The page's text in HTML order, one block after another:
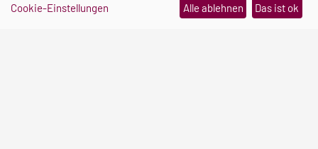
Cookie-Einstellungen Alle ablehnen Das ist ok